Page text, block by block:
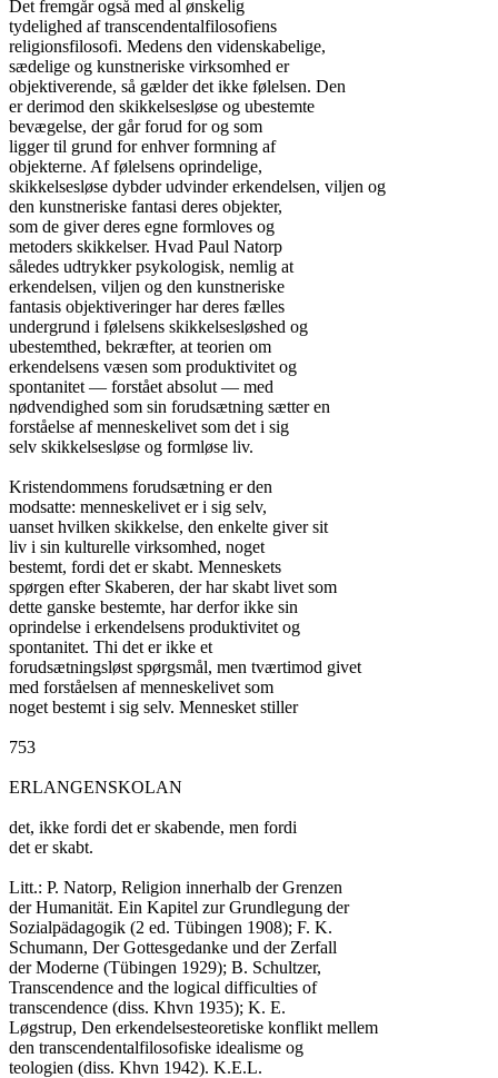
Det fremgår også med al ønskelig
tydelighed af transcendentalfilosofiens
religionsfilosofi. Medens den videnskabelige,
sædelige og kunstneriske virksomhed er
objektiverende, så gælder det ikke følelsen. Den
er derimod den skikkelsesløse og ubestemte
bevægelse, der går forud for og som
ligger til grund for enhver formning af
objekterne. Af følelsens oprindelige,
skikkelsesløse dybder udvinder erkendelsen, viljen og
den kunstneriske fantasi deres objekter,
som de giver deres egne formloves og
metoders skikkelser. Hvad Paul Natorp
således udtrykker psykologisk, nemlig at
erkendelsen, viljen og den kunstneriske
fantasis objektiveringer har deres fælles
undergrund i følelsens skikkelsesløshed og
ubestemthed, bekræfter, at teorien om
erkendelsens væsen som produktivitet og
spontanitet — forstået absolut — med
nødvendighed som sin forudsætning sætter en
forståelse af menneskelivet som det i sig
selv skikkelsesløse og formløse liv.
Kristendommens forudsætning er den
modsatte: menneskelivet er i sig selv,
uanset hvilken skikkelse, den enkelte giver sit
liv i sin kulturelle virksomhed, noget
bestemt, fordi det er skabt. Menneskets
spørgen efter Skaberen, der har skabt livet som
dette ganske bestemte, har derfor ikke sin
oprindelse i erkendelsens produktivitet og
spontanitet. Thi det er ikke et
forudsætningsløst spørgsmål, men tværtimod givet
med forståelsen af menneskelivet som
noget bestemt i sig selv. Mennesket stiller
753
ERLANGENSKOLAN
det, ikke fordi det er skabende, men fordi
det er skabt.
Litt.: P. Natorp, Religion innerhalb der Grenzen
der Humanität. Ein Kapitel zur Grundlegung der
Sozialpädagogik (2 ed. Tübingen 1908); F. K.
Schumann, Der Gottesgedanke und der Zerfall
der Moderne (Tübingen 1929); B. Schultzer,
Transcendence and the logical difficulties of
transcendence (diss. Khvn 1935); K. E.
Løgstrup, Den erkendelsesteoretiske konflikt mellem
den transcendentalfilosofiske idealisme og
teologien (diss. Khvn 1942). K.E.L.